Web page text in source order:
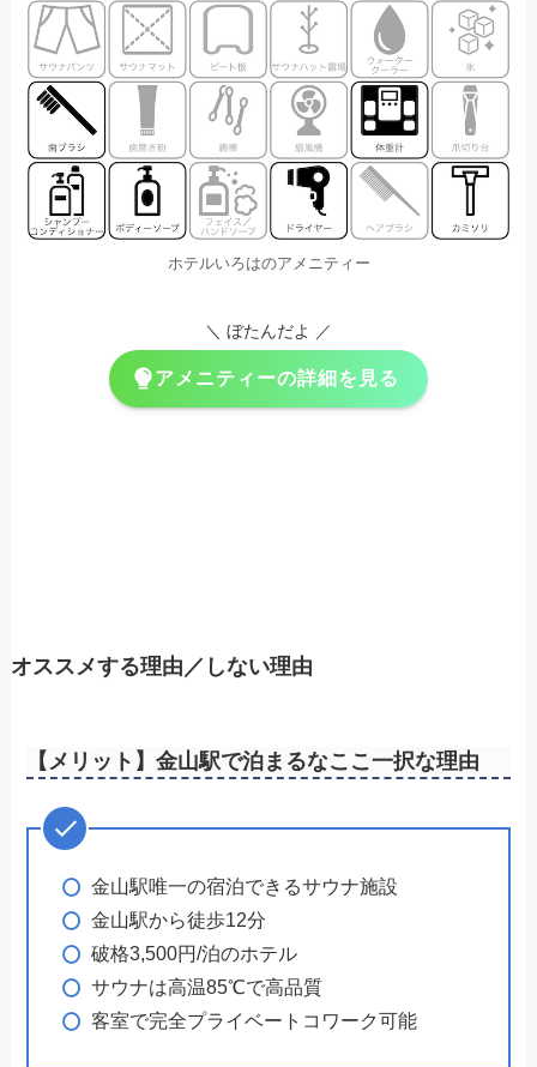
ホテルいろはのアメニティー
＼ ぼたんだよ ／
アメニティーの詳細を見る
オススメする理由／しない理由
【メリット】金山駅で泊まるなここ一択な理由
金山駅唯一の宿泊できるサウナ施設
金山駅から徒歩12分
破格3,500円/泊のホテル
サウナは高温85℃で高品質
客室で完全プライベートコワーク可能